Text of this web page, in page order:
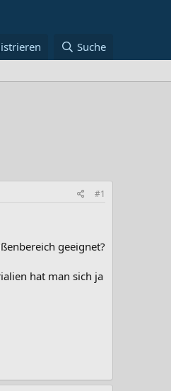
Suche
#1
geeignet?
hat man sich ja